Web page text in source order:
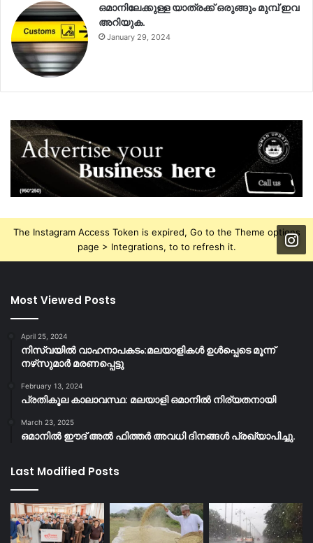
ഒമാനിലേക്കുള്ള യാത്രക്ക് ഒരുങ്ങും മുമ്പ് ഇവ
അറിയുക.
January 29, 2024
The Instagram Access Token is expired, Go to the Theme options
page > Integrations, to to refresh it.
Most Viewed Posts
April 25, 2024
നിസ്‌വയിൽ വാഹനാപകടം:മലയാളികള്‍ ഉള്‍പ്പെടെ മൂന്ന്
നഴ്‌സുമാര്‍ മരണപ്പെട്ടു
February 13, 2024
പ്രതികൂല കാലാവസ്ഥ: മലയാളി ഒമാനിൽ നിര്യതനായി
March 23, 2025
ഒമാനിൽ ഈദ് അൽ ഫിത്തർ അവധി ദിനങ്ങൾ പ്രഖ്യാപിച്ചു.
Last Modified Posts